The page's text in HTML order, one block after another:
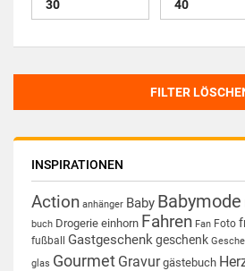
FILTER
INSPIRATIONEN
Action anhänger Baby Babymode
buch Drogerie einhorn Fahren Fan Foto
fußball Gastgeschenkgeschenk
glas Gourmet Gravur gästebuch